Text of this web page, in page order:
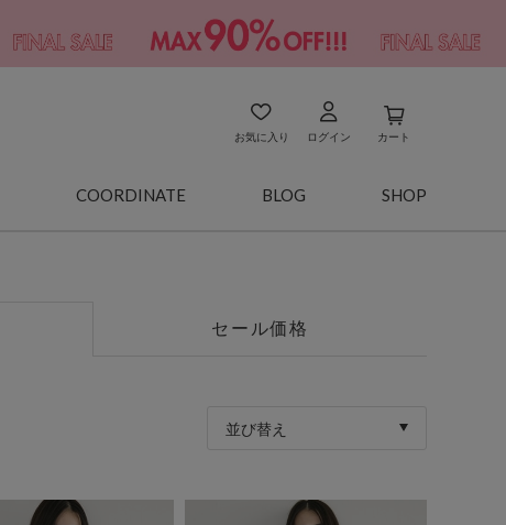
お気に入り ログイン カート
COORDINATE BLOG SHOP
セール価格
並び替え